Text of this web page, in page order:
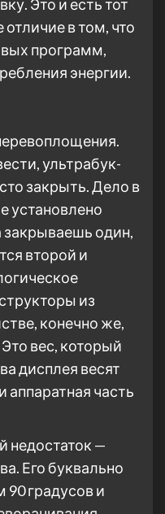
Это и есть тот
в том, что
программ,
энергии.
ультрабук-
закрыть. Дело в
установлено
закрываешь один,
второй и
из
конечно же,
вес, который
дисплея весят
аппаратная часть
недостаток —
Его буквально
90 градусов и